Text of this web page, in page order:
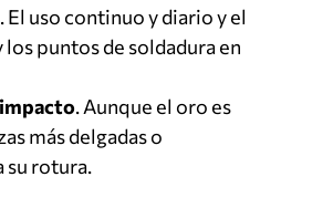
El uso continuo y diario y el
puntos de soldadura en
impacto. Aunque el oro es
más delgadas o
su rotura.